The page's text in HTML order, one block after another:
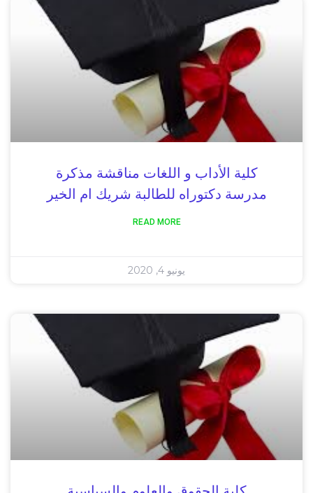
كلية الأداب و اللغات مناقشة مذكرة
مدرسة دكتوراه للطالبة شريك ام الخير
READ MORE
يونيو 4, 2020